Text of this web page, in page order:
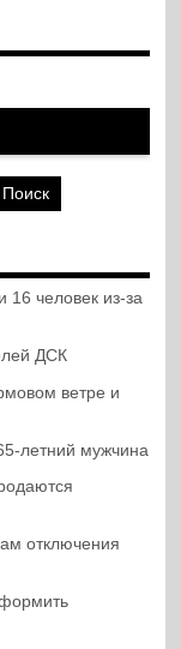
16 человек из-за
ДСК
ветре и
летний мужчина
отключения